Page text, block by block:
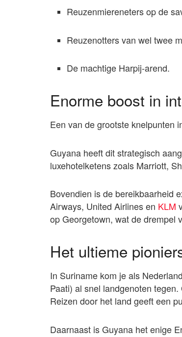
Reuzenmiereneters op de
Reuzenotters van wel twee
De machtige Harpij-arend.
Enorme boost in
Een van de grootste knelpunten
Guyana heeft dit strategisch
luxehotelketens zoals Marriott,
Bovendien is de bereikbaarheid
Airways, United Airlines en KLM
op Georgetown, wat de drempel
Het ultieme
In Suriname kom je als
Paati) al snel landgenoten
Reizen door het land geeft een
Daarnaast is Guyana het enige